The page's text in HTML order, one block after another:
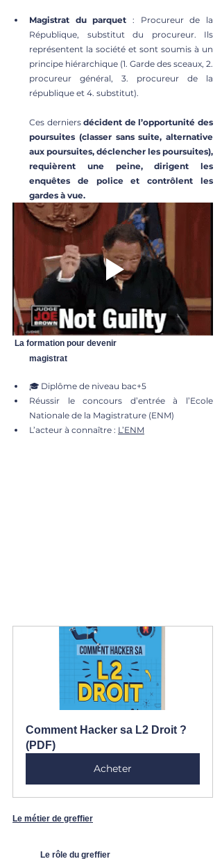
Magistrat du parquet : Procureur de la
République, substitut du procureur. Ils
représentent la société et sont soumis à un
principe hiérarchique (1. Garde des sceaux, 2.
procureur général, 3. procureur de la
république et 4. substitut).
Ces derniers décident de l’opportunité des
poursuites (classer sans suite, alternative
aux poursuites, déclencher les poursuites),
requièrent une peine, dirigent les
enquêtes de police et contrôlent les
gardes à vue.
La formation pour devenir
        magistrat
🎓 Diplôme de niveau bac+5
Réussir le concours d’entrée à l’Ecole
Nationale de la Magistrature (ENM)
L’acteur à connaître : L’ENM
Comment Hacker sa L2 Droit ?
(PDF)
Acheter
Le métier de greffier
	Le rôle du greffier